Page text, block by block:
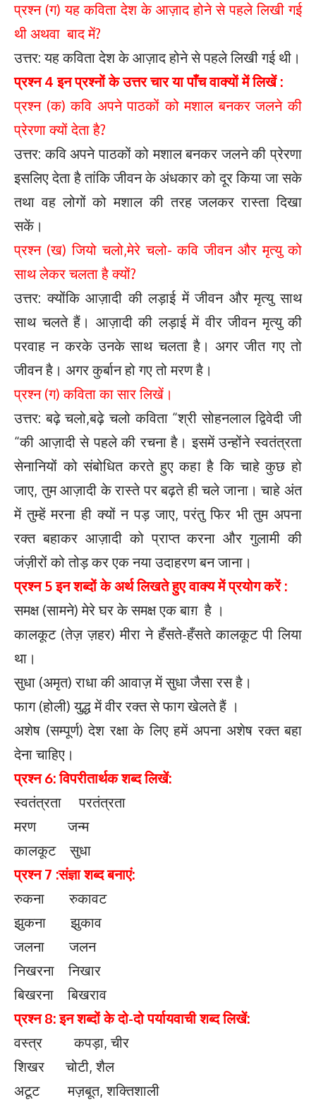
प्रश्न (ग) यह कविता देश के आज़ाद होने से पहले लिखी गई
थी अथवा बाद में?
उत्तर: यह कविता देश के आज़ाद होने से पहले लिखी गई थी।
प्रश्न 4 इन प्रश्नों के उत्तर चार या पाँच वाक्यों में लिखें :
प्रश्न (क) कवि अपने पाठकों को मशाल बनकर जलने की
प्रेरणा क्यों देता है?
उत्तर: कवि अपने पाठकों को मशाल बनकर जलने की प्रेरणा
इसलिए देता है तांकि जीवन के अंधकार को दूर किया जा सके
तथा वह लोगों को मशाल की तरह जलकर रास्ता दिखा
सकें।
प्रश्न (ख) जियो चलो,मेरे चलो- कवि जीवन और मृत्यु को
साथ लेकर चलता है क्यों?
उत्तर: क्योंकि आज़ादी की लड़ाई में जीवन और मृत्यु साथ
साथ चलते हैं। आज़ादी की लड़ाई में वीर जीवन मृत्यु की
परवाह न करके उनके साथ चलता है। अगर जीत गए तो
जीवन है। अगर कुर्बान हो गए तो मरण है।
प्रश्न (ग) कविता का सार लिखें।
उत्तर: बढ़े चलो,बढ़े चलो कविता “श्री सोहनलाल द्विवेदी जी
“की आज़ादी से पहले की रचना है। इसमें उन्होंने स्वतंत्रता
सेनानियों को संबोधित करते हुए कहा है कि चाहे कुछ हो
जाए, तुम आज़ादी के रास्ते पर बढ़ते ही चले जाना। चाहे अंत
में तुम्हें मरना ही क्यों न पड़ जाए, परंतु फिर भी तुम अपना
रक्त बहाकर आज़ादी को प्राप्त करना और गुलामी की
जंज़ीरों को तोड़ कर एक नया उदाहरण बन जाना।
प्रश्न 5 इन शब्दों के अर्थ लिखते हुए वाक्य में प्रयोग करें :
समक्ष (सामने) मेरे घर के समक्ष एक बाग़ है ।
कालकूट (तेज़ ज़हर) मीरा ने हँसते-हँसते कालकूट पी लिया
था।
सुधा (अमृत) राधा की आवाज़ में सुधा जैसा रस है।
फाग (होली) युद्ध में वीर रक्त से फाग खेलते हैं ।
अशेष (सम्पूर्ण) देश रक्षा के लिए हमें अपना अशेष रक्त बहा
देना चाहिए।
प्रश्न 6: विपरीतार्थक शब्द लिखें:
स्वतंत्रता परतंत्रता
मरण जन्म
कालकूट सुधा
प्रश्न 7 :संज्ञा शब्द बनाएं:
रुकना रुकावट
झुकना झुकाव
जलना जलन
निखरना निखार
बिखरना बिखराव
प्रश्न 8: इन शब्दों के दो-दो पर्यायवाची शब्द लिखें:
वस्त्र कपड़ा, चीर
शिखर चोटी, शैल
अटूट मज़बूत, शक्तिशाली